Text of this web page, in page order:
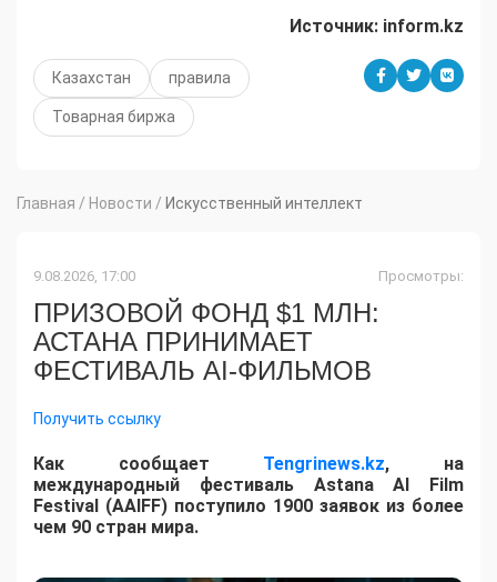
Источник: inform.kz
Казахстан правила
Товарная биржа
Главная / Новости / Искусственный интеллект
9.08.2026, 17:00 Просмотры:
ПРИЗОВОЙ ФОНД $1 МЛН:
АСТАНА ПРИНИМАЕТ
ФЕСТИВАЛЬ AI-ФИЛЬМОВ
Получить ссылку
Как сообщает Tengrinews.kz, на
международный фестиваль Astana AI Film
Festival (AAIFF) поступило 1900 заявок из более
чем 90 стран мира.